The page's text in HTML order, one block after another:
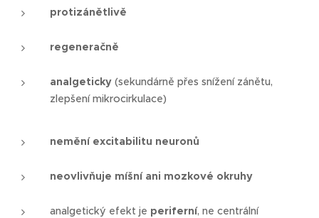
protizánětlivě
regeneračně
analgeticky (sekundárně přes snížení zánětu,
zlepšení mikrocirkulace)
nemění excitabilitu neuronů
neovlivňuje míšní ani mozkové okruhy
analgetický efekt je periferní, ne centrální